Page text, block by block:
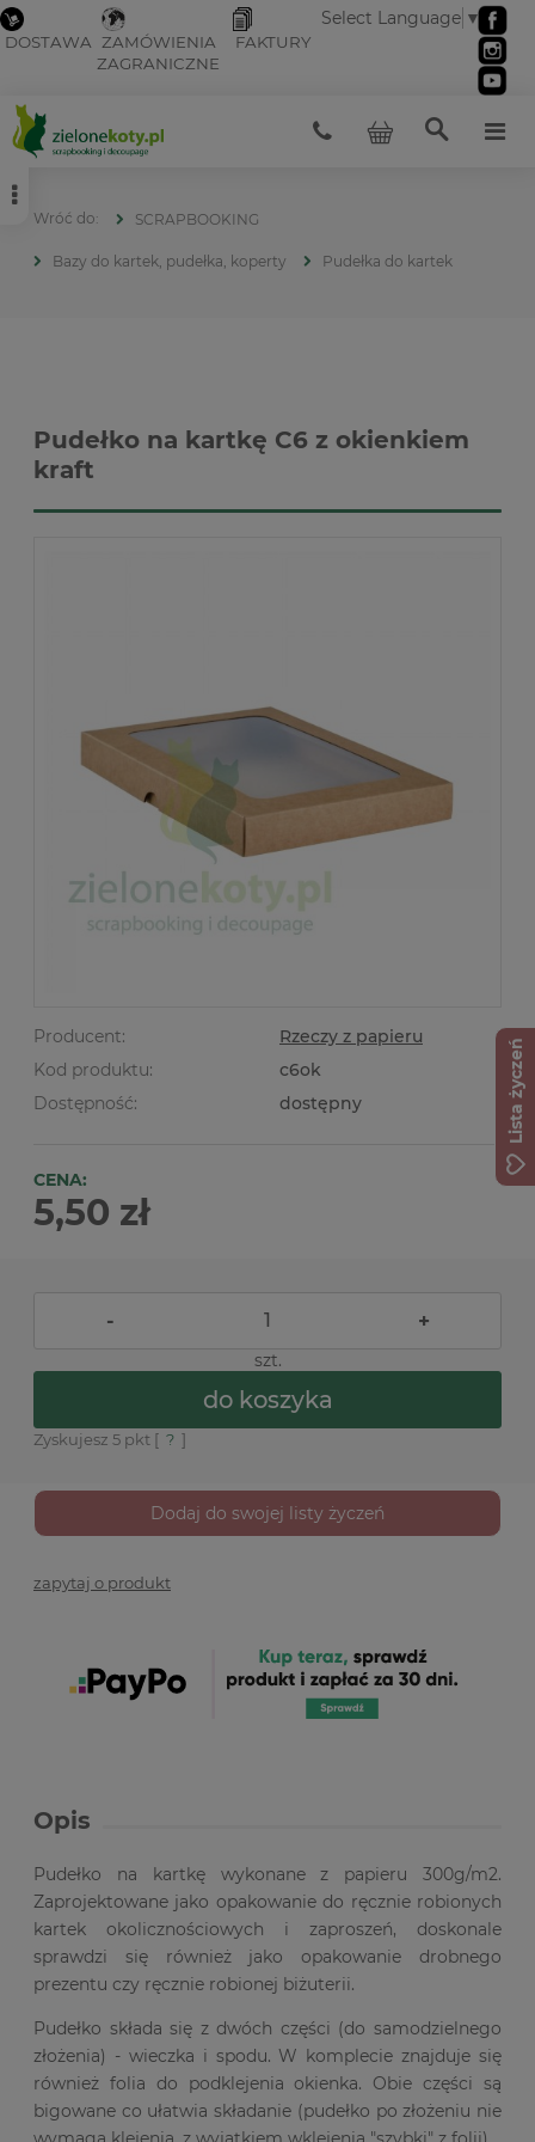
DOSTAWA ZAMÓWIENIA
ZAGRANICZNE
FAKTURY
Select Language ▼
SCRAPBOOKING
Bazy do kartek, pudełka, koperty Pudełka do kartek
Pudełko na kartkę C6 z okienkiem
kraft
Producent:
Rzeczy z papieru
Kod produktu:
c6ok
Dostępność:
dostępny
CENA:
5,50 zł
- +
szt.
do koszyka
Zyskujesz 5 pkt [ ? ]
Dodaj do swojej listy życzeń
zapytaj o produkt
Opis
Pudełko na kartkę wykonane z papieru 300g/m2.
Zaprojektowane jako opakowanie do ręcznie robionych
kartek okolicznościowych i zaproszeń, doskonale
sprawdzi się również jako opakowanie drobnego
prezentu czy ręcznie robionej biżuterii.
Pudełko składa się z dwóch części (do samodzielnego
złożenia) - wieczka i spodu. W komplecie znajduje się
również folia do podklejenia okienka. Obie części są
bigowane co ułatwia składanie (pudełko po złożeniu nie
Lista życzeń